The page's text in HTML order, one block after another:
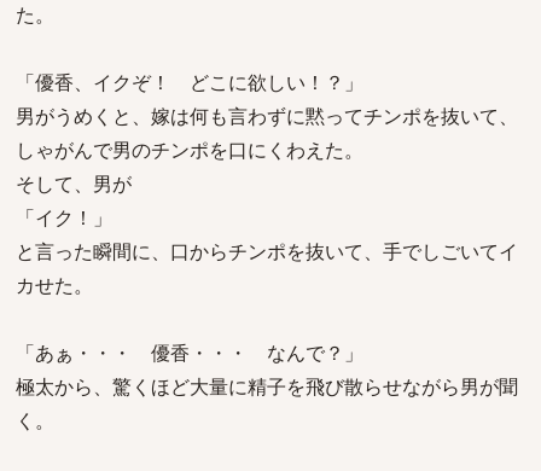
た。
「優香、イクぞ！ どこに欲しい！？」
男がうめくと、嫁は何も言わずに黙ってチンポを抜いて、
しゃがんで男のチンポを口にくわえた。
そして、男が
「イク！」
と言った瞬間に、口からチンポを抜いて、手でしごいてイ
カせた。
「あぁ・・・ 優香・・・ なんで？」
極太から、驚くほど大量に精子を飛び散らせながら男が聞
く。